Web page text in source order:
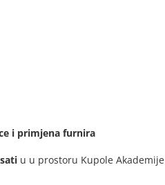
i primjena furnira
u u prostoru Kupole Akademije